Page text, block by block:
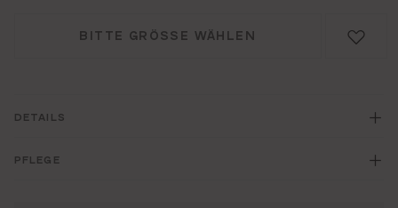
BITTE GRÖSSE WÄHLEN
DETAILS
PFLEGE